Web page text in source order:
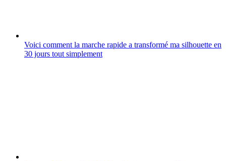
Voici comment la marche rapide a transformé ma silhouette en
30 jours tout simplement